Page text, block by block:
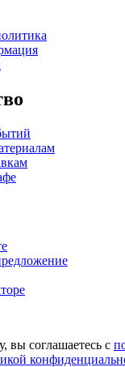
вы соглашаетесь с